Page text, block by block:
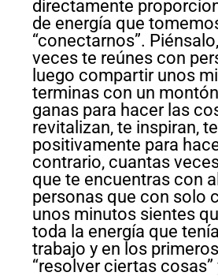
directamente
de energía que
“conectarnos”.
veces te reúnes con
luego compartir unos
terminas con un
ganas para hacer las
revitalizan, te inspiran,
positivamente para
contrario, cuantas
que te encuentras con
personas que con solo
unos minutos sientes
toda la energía que
trabajo y en los
“resolver ciertas